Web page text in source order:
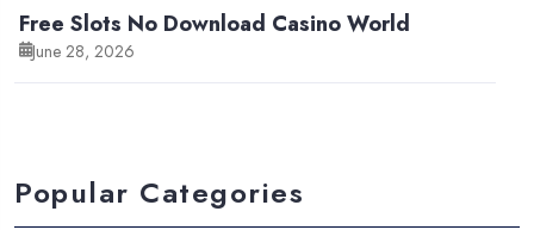
Free Slots No Download Casino World
June 28, 2026
Popular Categories